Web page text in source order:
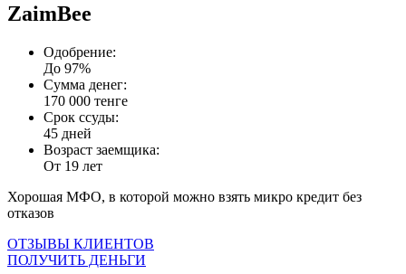
ZaimBee
Одобрение:
До 97%
Сумма денег:
170 000 тенге
Срок ссуды:
45 дней
Возраст заемщика:
От 19 лет
Хорошая МФО, в которой можно взять микро кредит без
отказов
ОТЗЫВЫ КЛИЕНТОВ
ПОЛУЧИТЬ ДЕНЬГИ